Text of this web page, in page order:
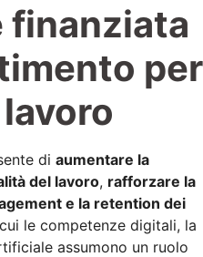
finanziata
per
di aumentare la
del lavoro, rafforzare la
e la retention dei
le competenze digitali, la
assumono un ruolo